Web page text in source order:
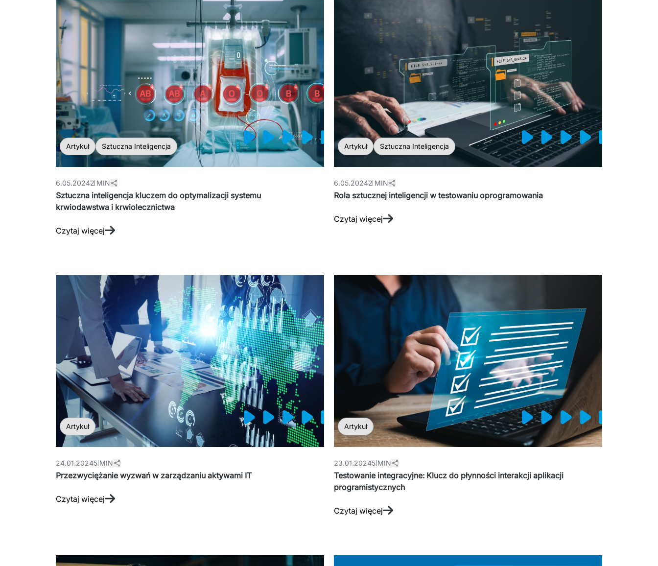
Artykuł Sztuczna Inteligencja
6.05.20242 MIN
Sztuczna inteligencja kluczem do optymalizacji systemu
krwiodawstwa i krwiolecznictwa
Czytaj więcej
Artykuł Sztuczna Inteligencja
6.05.20242 MIN
Rola sztucznej inteligencji w testowaniu oprogramowania
Czytaj więcej
Artykuł
24.01.20245 MIN
Przezwyciężanie wyzwań w zarządzaniu aktywami IT
Czytaj więcej
Artykuł
23.01.20245 MIN
Testowanie integracyjne: Klucz do płynności interakcji aplikacji
programistycznych
Czytaj więcej